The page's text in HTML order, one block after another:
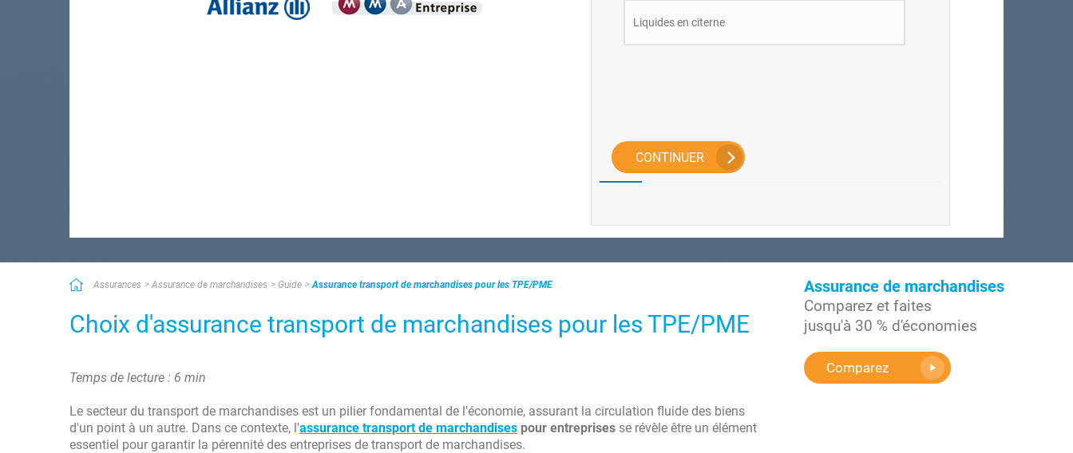
Liquides en citerne
CONTINUER
Assurances Assurance de marchandises Guide Assurance transport de marchandises pour les TPE/PME
Choix d'assurance transport de marchandises pour les TPE/PME
Temps de lecture : 6 min
Le secteur du transport de marchandises est un pilier fondamental de l'économie, assurant la circulation fluide des biens
d'un point à un autre. Dans ce contexte, l'assurance transport de marchandises pour entreprises se révèle être un élément
essentiel pour garantir la pérennité des entreprises de transport de marchandises.
Assurance de marchandises
Comparez et faites
jusqu'à 30 % d'économies
Comparez